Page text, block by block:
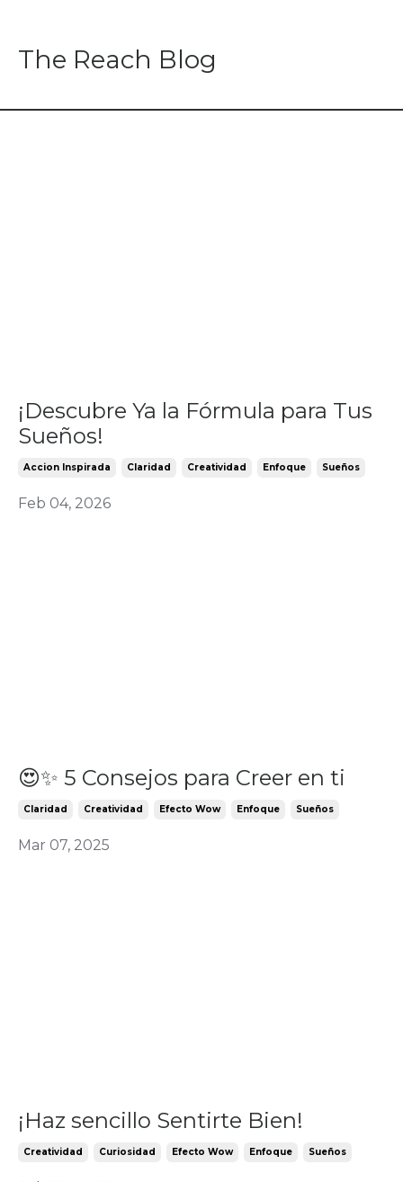
The Reach Blog
¡Descubre Ya la Fórmula para Tus
Sueños!
Accion Inspirada Claridad Creatividad Enfoque Sueños
Feb 04, 2026
😍✨ 5 Consejos para Creer en ti
Claridad Creatividad Efecto Wow Enfoque Sueños
Mar 07, 2025
¡Haz sencillo Sentirte Bien!
Creatividad Curiosidad Efecto Wow Enfoque Sueños